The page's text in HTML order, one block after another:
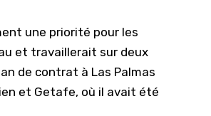
une priorité pour les
et travaillerait sur deux
de contrat à Las Palmas
et Getafe, où il avait été